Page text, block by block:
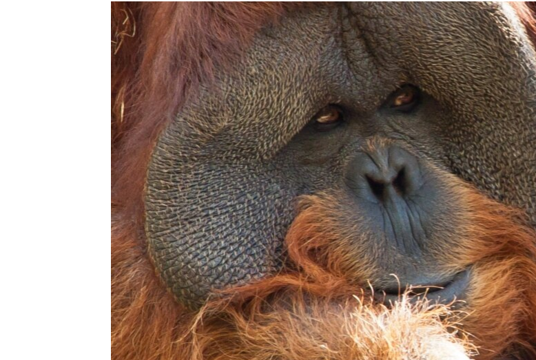
ПОДПИШИТЕСЬ НА РАССЫЛКУ